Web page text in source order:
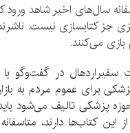
سال‌های اخیر شاهد ورود
جز کتابسازی نیست.
می‌کنند.
سفیراردهال در گفت‌وگو با
برای عموم مردم به
پزشکی تالیف می‌شود
کتاب‌ها دارند،